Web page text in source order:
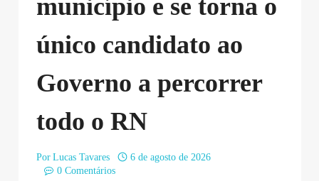
município e se torna o
único candidato ao
Governo a percorrer
todo o RN
Por Lucas Tavares
6 de agosto de 2026
0 Comentários